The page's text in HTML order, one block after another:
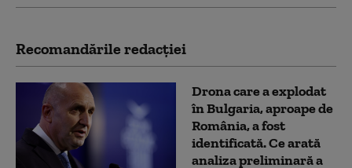
Recomandările redacţiei
Drona care a explodat
în Bulgaria, aproape de
România, a fost
identificată. Ce arată
analiza preliminară a